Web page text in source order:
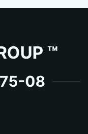
™
08